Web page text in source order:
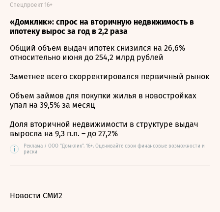
«Домклик»: спрос на вторичную недвижимость в
ипотеку вырос за год в 2,2 раза
Спецпроект 16+
Общий объем выдач ипотек снизился на 26,6%
относительно июня до 254,2 млрд рублей
Заметнее всего скорректировался первичный рынок
Объем займов для покупки жилья в новостройках
упал на 39,5% за месяц
Доля вторичной недвижимости в структуре выдач
выросла на 9,3 п.п. – до 27,2%
i
Реклама / ООО "Домклик". 16+. Оценивайте свои финансовые возможности и
риски
Новости СМИ2